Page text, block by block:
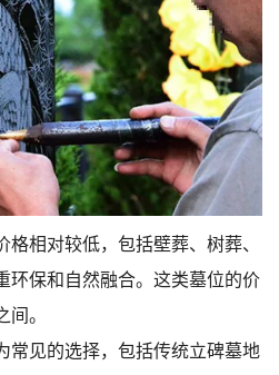
相对较低，包括壁葬、树葬、
环保和自然融合。这类墓位的价
。
常见的选择，包括传统立碑墓地